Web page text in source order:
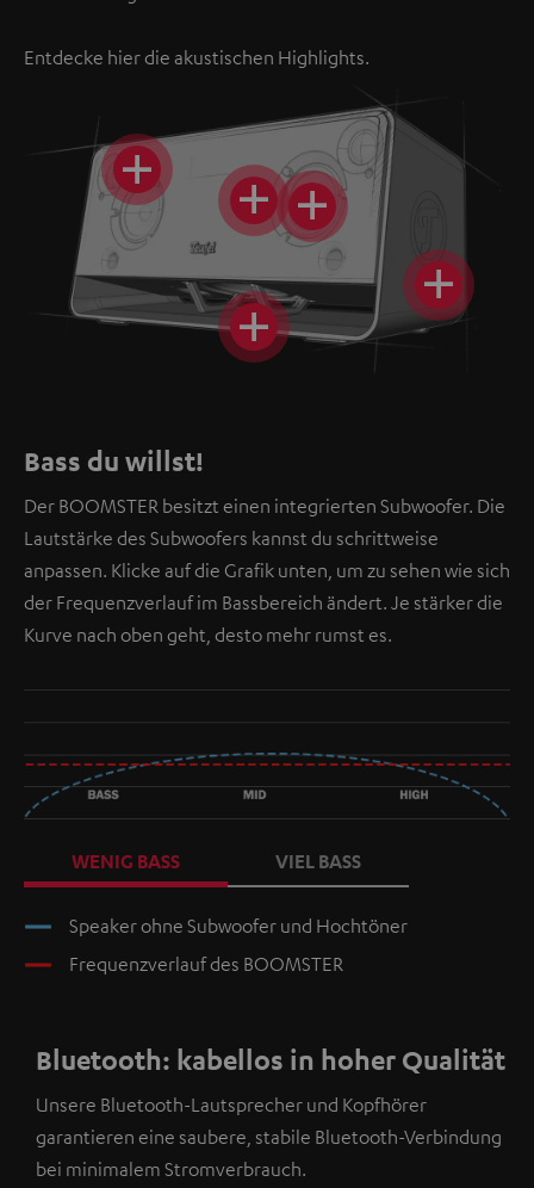
Entdecke hier die akustischen Highlights.
Bass du willst!
Der BOOMSTER besitzt einen integrierten Subwoofer. Die
Lautstärke des Subwoofers kannst du schrittweise
anpassen. Klicke auf die Grafik unten, um zu sehen wie sich
der Frequenzverlauf im Bassbereich ändert. Je stärker die
Kurve nach oben geht, desto mehr rumst es.
WENIG BASS VIEL BASS
Speaker ohne Subwoofer und Hochtöner
Frequenzverlauf des BOOMSTER
Bluetooth: kabellos in hoher Qualität
Unsere Bluetooth-Lautsprecher und Kopfhörer
garantieren eine saubere, stabile Bluetooth-Verbindung
bei minimalem Stromverbrauch.